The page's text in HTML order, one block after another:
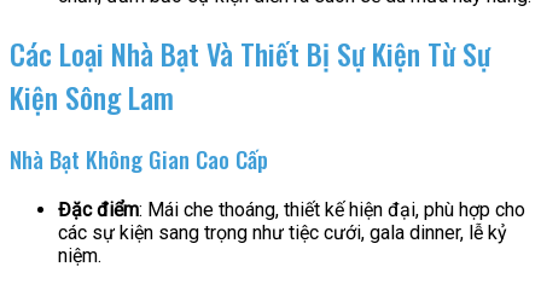
Các Loại Nhà Bạt Và Thiết Bị Sự Kiện Từ Sự
Kiện Sông Lam
Nhà Bạt Không Gian Cao Cấp
Đặc điểm: Mái che thoáng, thiết kế hiện đại, phù hợp cho
các sự kiện sang trọng như tiệc cưới, gala dinner, lễ kỷ
niệm.